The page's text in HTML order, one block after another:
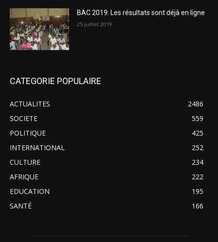
BAC 2019: Les résultats sont déjà en ligne
25 juillet 2019
CATEGORIE POPULAIRE
ACTUALITES
2486
SOCIETE
559
POLITIQUE
425
INTERNATIONAL
252
CULTURE
234
AFRIQUE
222
EDUCATION
195
SANTÉ
166